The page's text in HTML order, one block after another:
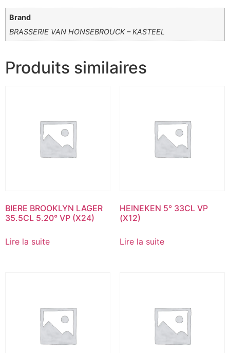
Brand
BRASSERIE VAN HONSEBROUCK – KASTEEL
Produits similaires
BIERE BROOKLYN LAGER
35.5CL 5.20° VP (X24)
Lire la suite
HEINEKEN 5° 33CL VP
(X12)
Lire la suite